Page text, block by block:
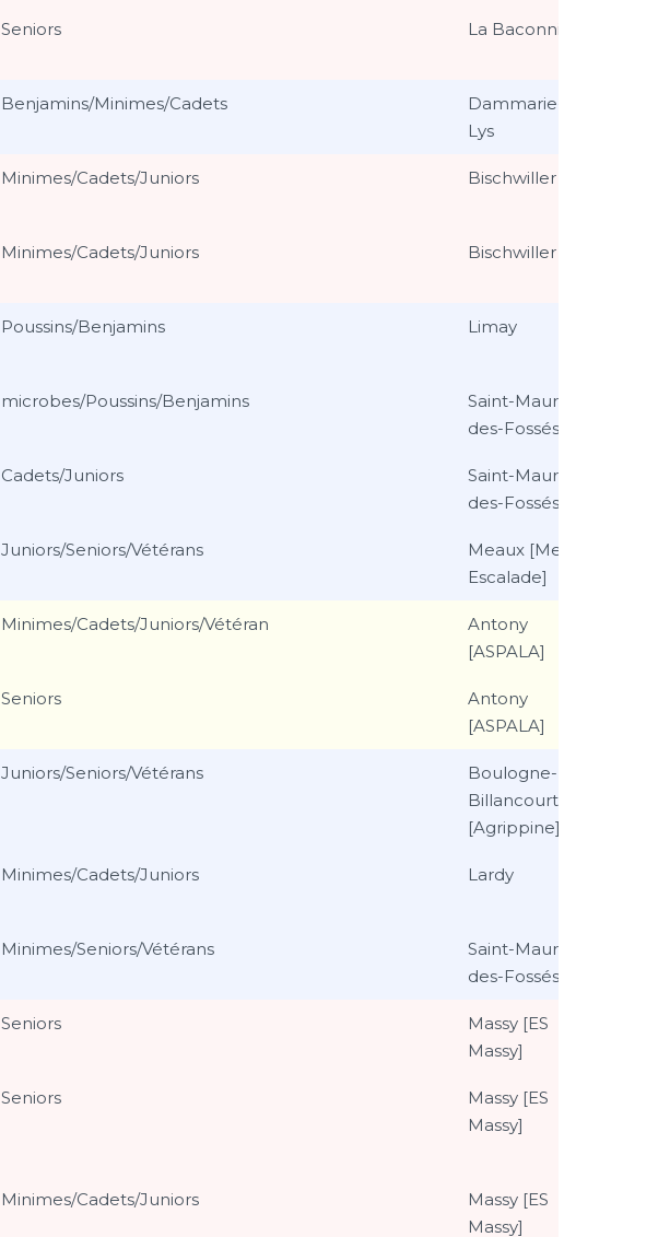
Seniors La Baconnière
Benjamins/Minimes/Cadets
Dammarie-les-
Lys
Minimes/Cadets/Juniors Bischwiller
Minimes/Cadets/Juniors Bischwiller
Poussins/Benjamins Limay
microbes/Poussins/Benjamins
Saint-Maur-
des-Fossés
Cadets/Juniors
Saint-Maur-
des-Fossés
Juniors/Seniors/Vétérans
Meaux [Meaux
Escalade]
Minimes/Cadets/Juniors/Vétéran
Antony
[ASPALA]
Seniors
Antony
[ASPALA]
Juniors/Seniors/Vétérans
Boulogne-
Billancourt
[Agrippine]
Minimes/Cadets/Juniors Lardy
Minimes/Seniors/Vétérans
Saint-Maur-
des-Fossés
Seniors
Massy [ES
Massy]
Seniors
Massy [ES
Massy]
Minimes/Cadets/Juniors
Massy [ES
Massy]